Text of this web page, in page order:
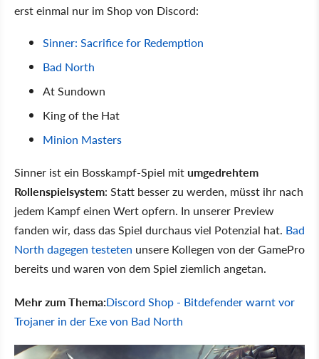
erst einmal nur im Shop von Discord:
Sinner: Sacrifice for Redemption
Bad North
At Sundown
King of the Hat
Minion Masters
Sinner ist ein Bosskampf-Spiel mitumgedrehtem
Rollenspielsystem: Statt besser zu werden, müsst ihr nach
jedem Kampf einen Wert opfern. In unserer Preview
fanden wir, dass das Spiel durchaus viel Potenzial hat. Bad
North dagegen testeten unsere Kollegen von der GamePro
bereits und waren von dem Spiel ziemlich angetan.
Mehr zum Thema:Discord Shop - Bitdefender warnt vor
Trojaner in der Exe von Bad North